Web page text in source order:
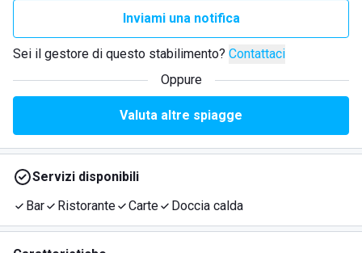
Inviami una notifica
Sei il gestore di questo stabilimento? Contattaci
Oppure
Valuta altre spiagge
Servizi disponibili
Bar
Ristorante Carte Doccia calda